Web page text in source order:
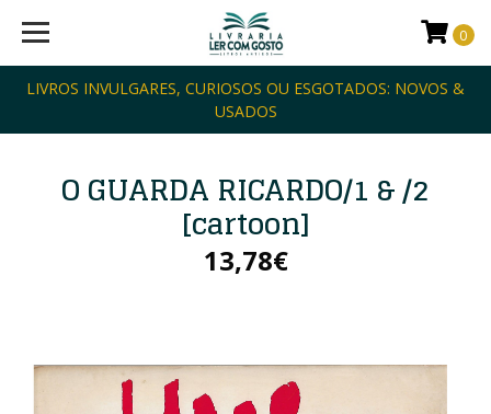
LIVROS INVULGARES, CURIOSOS OU ESGOTADOS: NOVOS &
USADOS
0
O GUARDA RICARDO/1 & /2
[cartoon]
13,78€